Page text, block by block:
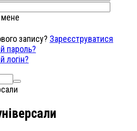
запису? Зареєструватися
пароль?
логін?